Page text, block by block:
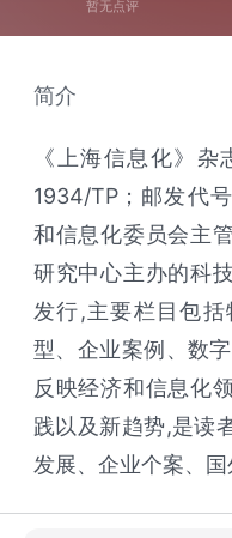
暂无点评
简介
《上海信息化》
1934/TP；邮发代
和信息化委员会主
研究中心主办的科
发行,主要栏目包
型、企业案例、数
反映经济和信息化
践以及新趋势,是读
发展、企业个案、国